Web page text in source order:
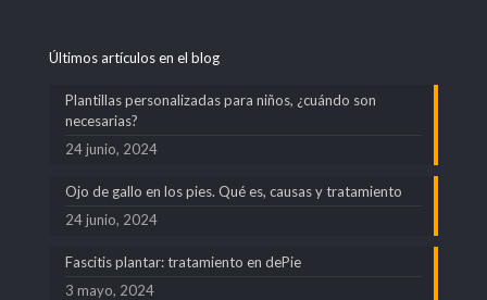
Últimos artículos en el blog
Plantillas personalizadas para niños, ¿cuándo son
necesarias?
24 junio, 2024
Ojo de gallo en los pies. Qué es, causas y tratamiento
24 junio, 2024
Fascitis plantar: tratamiento en dePie
3 mayo, 2024